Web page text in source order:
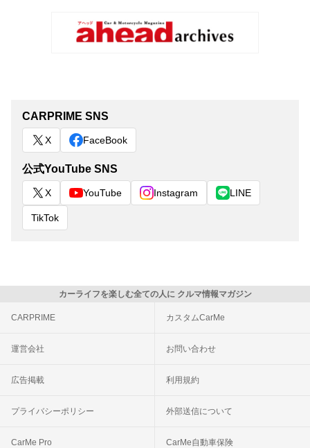
CARPRIME SNS
X FaceBook
公式YouTube SNS
X YouTube Instagram LINE
TikTok
カーライフを楽しむ全ての人に クルマ情報マガジン
CARPRIME カスタムCarMe
運営会社 お問い合わせ
広告掲載 利用規約
プライバシーポリシー 外部送信について
CarMe Pro CarMe自動車保険